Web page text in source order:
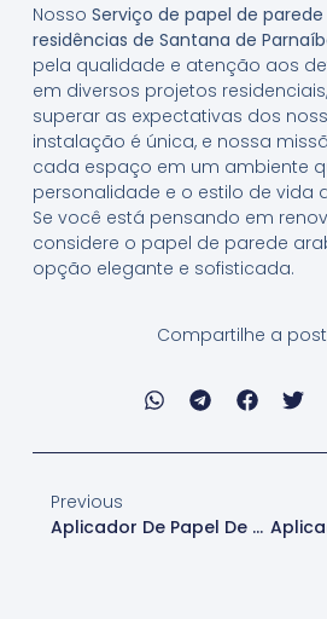
Nosso Serviço de papel de
residências de Santana de
pela qualidade e atenção aos
em diversos projetos
superar as expectativas dos
instalação é única, e nossa
cada espaço em um ambiente
personalidade e o estilo de vida
Se você está pensando em
considere o papel de parede
opção elegante e sofisticada.
Compartilhe a
Previous
Aplicador De Papel De Parede Arabesco Para Comércios Em Santana De Parnaíba